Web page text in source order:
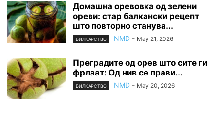
Домашна оревовка од зелени
ореви: стар балкански рецепт
што повторно станува...
БИЛКАРСТВО NMD - May 21, 2026
Преградите од орев што сите ги
фрлаат: Од нив се прави...
БИЛКАРСТВО NMD - May 20, 2026